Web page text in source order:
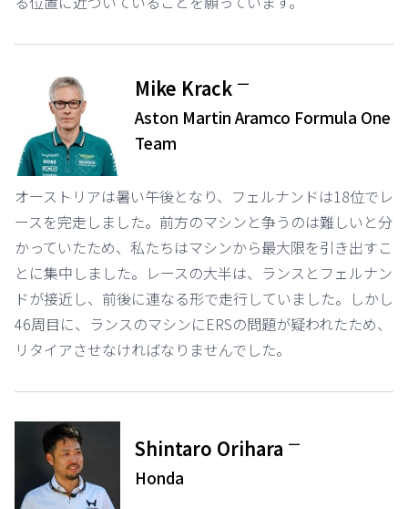
Mike Krack ー
Aston Martin Aramco Formula One
Team
オーストリアは暑い午後となり、フェルナンドは18位でレ
ースを完走しました。前方のマシンと争うのは難しいと分
かっていたため、私たちはマシンから最大限を引き出すこ
とに集中しました。レースの大半は、ランスとフェルナン
ドが接近し、前後に連なる形で走行していました。しかし
46周目に、ランスのマシンにERSの問題が疑われたため、
リタイアさせなければなりませんでした。
Shintaro Orihara ー
Honda